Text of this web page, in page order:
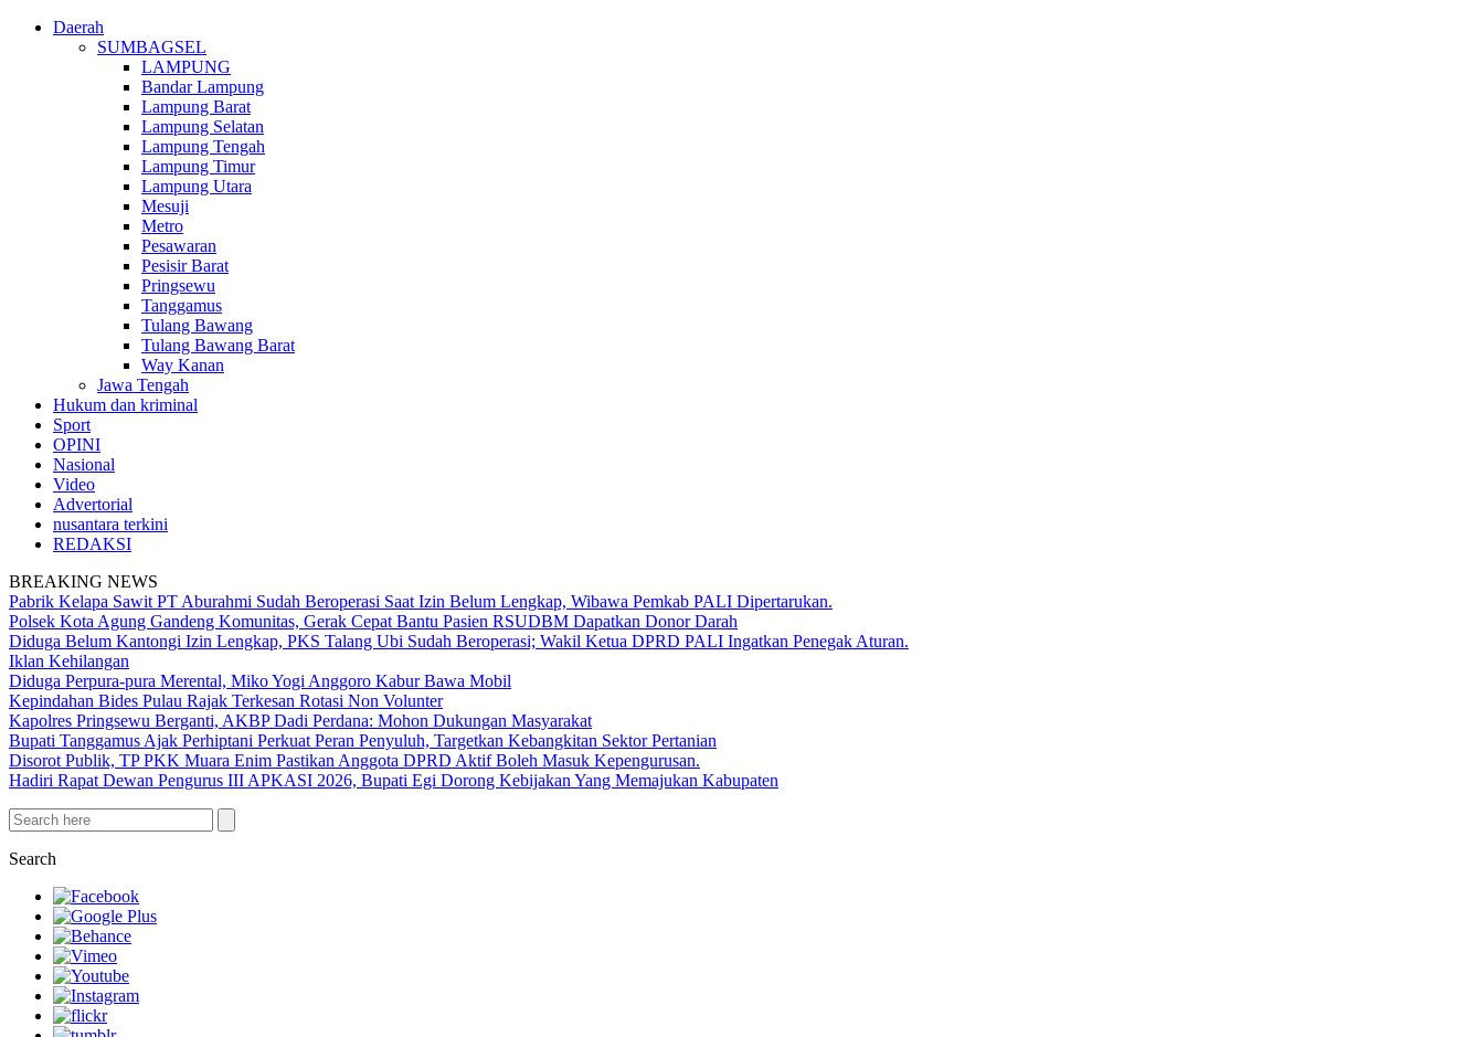
Daerah
SUMBAGSEL
LAMPUNG
Bandar Lampung
Lampung Barat
Lampung Selatan
Lampung Tengah
Lampung Timur
Lampung Utara
Mesuji
Metro
Pesawaran
Pesisir Barat
Pringsewu
Tanggamus
Tulang Bawang
Tulang Bawang Barat
Way Kanan
Jawa Tengah
Hukum dan kriminal
Sport
OPINI
Nasional
Video
Advertorial
nusantara terkini
REDAKSI
BREAKING NEWS
Pabrik Kelapa Sawit PT Aburahmi Sudah Beroperasi Saat Izin Belum Lengkap, Wibawa Pemkab PALI Dipertarukan.
Polsek Kota Agung Gandeng Komunitas, Gerak Cepat Bantu Pasien RSUDBM Dapatkan Donor Darah
Diduga Belum Kantongi Izin Lengkap, PKS Talang Ubi Sudah Beroperasi; Wakil Ketua DPRD PALI Ingatkan Penegak Aturan.
Iklan Kehilangan
Diduga Perpura-pura Merental, Miko Yogi Anggoro Kabur Bawa Mobil
Kepindahan Bides Pulau Rajak Terkesan Rotasi Non Volunter
Kapolres Pringsewu Berganti, AKBP Dadi Perdana: Mohon Dukungan Masyarakat
Bupati Tanggamus Ajak Perhiptani Perkuat Peran Penyuluh, Targetkan Kebangkitan Sektor Pertanian
Disorot Publik, TP PKK Muara Enim Pastikan Anggota DPRD Aktif Boleh Masuk Kepengurusan.
Hadiri Rapat Dewan Pengurus III APKASI 2026, Bupati Egi Dorong Kebijakan Yang Memajukan Kabupaten
Search